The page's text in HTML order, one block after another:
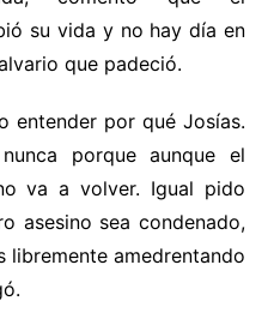
su vida y no hay día en
que padeció.
entender por qué Josías.
porque aunque el
va a volver. Igual pido
asesino sea condenado,
libremente amedrentando